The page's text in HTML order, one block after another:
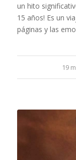
un hito
15 años! Es un
páginas y las
19